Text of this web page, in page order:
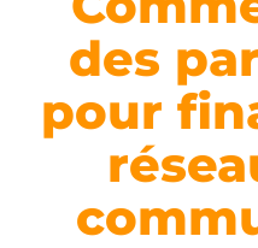
des
pour